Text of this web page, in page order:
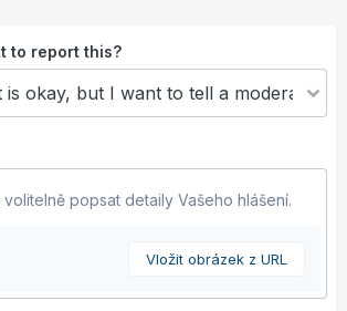
to report this?
popsat detaily Vašeho hlášení.
Vložit obrázek z URL